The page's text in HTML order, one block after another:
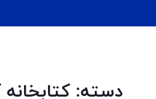
دسته: